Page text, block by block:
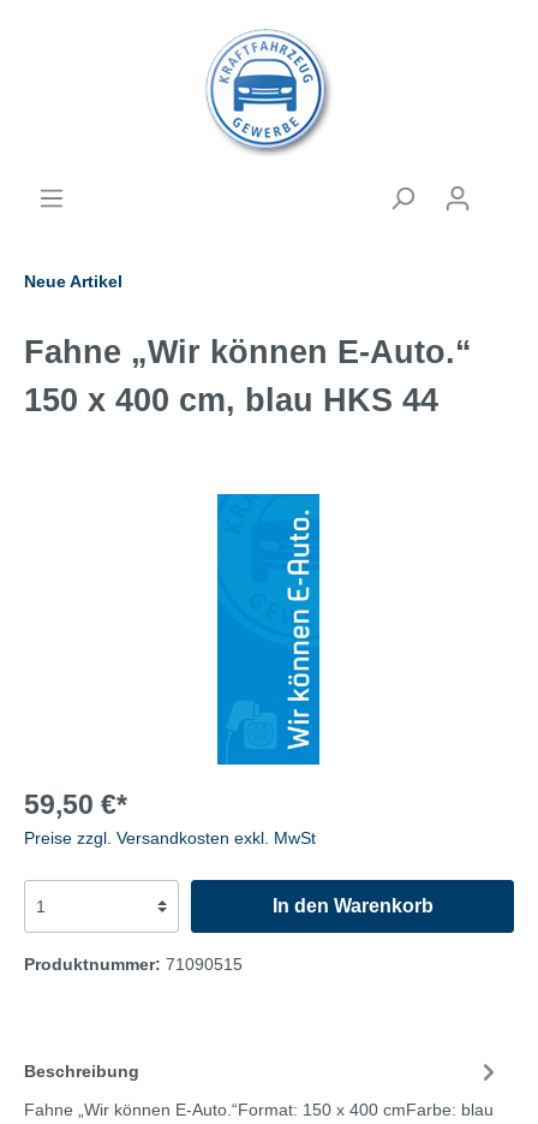
Neue Artikel
Fahne „Wir können E-Auto.“
150 x 400 cm, blau HKS 44
59,50 €*
Preise zzgl. Versandkosten exkl. MwSt
In den Warenkorb
Produktnummer: 71090515
Beschreibung
Fahne „Wir können E-Auto.“Format: 150 x 400 cmFarbe: blau